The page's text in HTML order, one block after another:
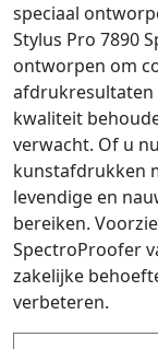
speciaal
Stylus Pro 7890
ontworpen om
afdrukresultaten
kwaliteit
verwacht. Of u
kunstafdrukken
levendige en
bereiken.
SpectroProofer
zakelijke
verbeteren.